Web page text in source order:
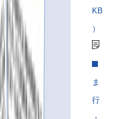
KB
）
ま
行